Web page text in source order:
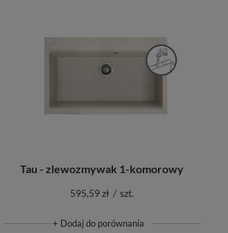
Tau - zlewozmywak 1-komorowy
595,59 zł / szt.
+ Dodaj do porównania